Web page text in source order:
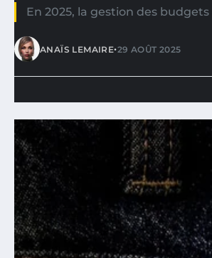
En 2025, la gestion des
ANAÏS LEMAIRE•29 AOÛT 2025